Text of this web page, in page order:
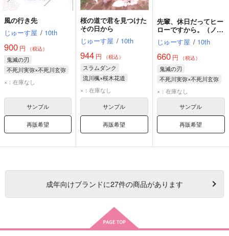
風の行き先
じゅーす屋 / 10th
900 円 （税込）
鬼滅の刃
不死川実弥×不死川玄弥
不死川実弥
×：在庫なし
サンプル
再販希望
桜の道で君を見つけた
その日から
じゅーす屋 / 10th
944 円 （税込）
スラムダンク
流川楓×桜木花道
流川楓
桜木花道
×：在庫なし
サンプル
再販希望
先輩、休日だってヒー
ローですから。（ノベ
ルティ付き）
じゅーす屋 / 10th
660円 （税込）
鬼滅の刃
不死川実弥×不死川玄弥
不死川実弥
不死川玄弥
×：在庫なし
サンプル
再販希望
成年向けブランドに27件の商品があります